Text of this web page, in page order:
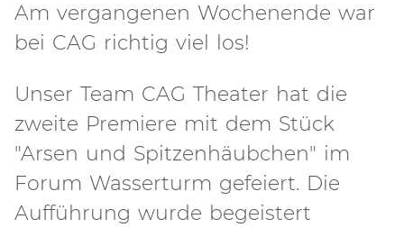
Am vergangenen Wochenende war
bei CAG richtig viel los!
Unser Team CAG Theater hat die
zweite Premiere mit dem Stück
"Arsen und Spitzenhäubchen" im
Forum Wasserturm gefeiert. Die
Aufführung wurde begeistert